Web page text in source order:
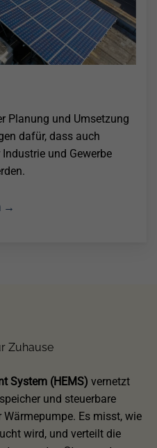
Planung und Umsetzung
dafür, dass auch
und Gewerbe
→
Zuhause
System (HEMS) vernetzt
und steuerbare
Es misst, wie
wird, und verteilt die